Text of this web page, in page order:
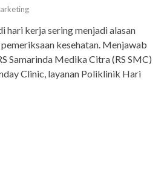
hari kerja sering menjadi alasan
kesehatan. Menjawab
Samarinda Medika Citra (RS SMC)
Clinic, layanan Poliklinik Hari